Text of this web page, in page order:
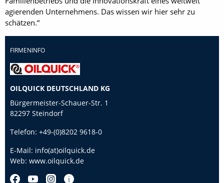
agierenden Unternehmens. Das wissen wir hier sehr zu
schätzen.“
FIRMENINFO
OILQUICK DEUTSCHLAND KG
Bürgermeister-Schauer-Str. 1
82297 Steindorf
Telefon: +49-(0)8202 9618-0
E-Mail: info(at)oilquick.de
Web: www.oilquick.de